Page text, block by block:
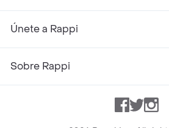
Únete a Rappi
Sobre Rappi
Facebook
Twitter